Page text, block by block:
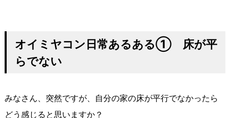
オイミヤコン日常あるある① 床が平
らでない
みなさん、突然ですが、自分の家の床が平行でなかったら
どう感じると思いますか？